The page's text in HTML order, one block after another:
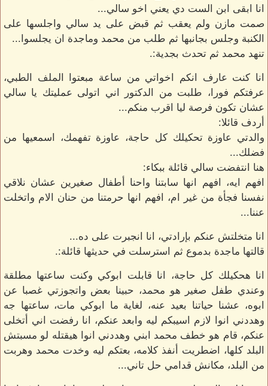
انا ابقى ابن الست دي يعني اخو سالي...
صمت مازن ولم يعقب ثم قبض على يد سالي واجلسها على
الكنبة وجلس بجانبها ثم طلب من محمد وماجدة ان يجلسوا...
تنهد محمد ثم تحدث بجدية:.
انا كنت عارف انكم اخواتي من ساعة مبعتوا الملف الطبي،
عرفتكم فورا، طلبت من الدكتور اني اتولى عمليتك يا سالي
عشان تكون فرصة ليا اقرب منكم...
أردف قائلا:
والدتي عاوزة تحكيلك كل حاجة، عاوزة تفهمك، اسمعيها من
فضلك...
هنا انتفضت سالي قائلة ببكاء:
افهم ايه، افهم انها سابتنا واحنا أطفال صغيرين عشان نلاقي
نفسنا فجأة من غير ام، افهم انها حرمتنا من حنان الام واتخلت
عننا...
انا متخلتش عنكم بإرادتي، انا انجبرت على ده...
قالتها ماجدة بدموع ثم استرسلت في حديثها قائلة:.
انا هحكيلك كل حاجة، انا قابلت ابوكي وكنت ساعتها مطلقة
وعندي طفل صغير هو محمد، حبينا بعض واتجوزتي غصبا عن
ابوه، عشنا حياتنا بعيد عنه، لغاية ما ابوكي مات، ساعتها جه
وهددني انوا لازم اسيبكم ليه وابعد عنكم، انا رفضت اني أتخلى
عنكم، قام هو خطف محمد ابني وهددني انوا هيقتله لو مسبتش
البلد كلها، اضطريت أنفذ كلامه، بعتكم ليه وخدت محمد وهربت
من البلد، مكانش قدامي حل تاني...